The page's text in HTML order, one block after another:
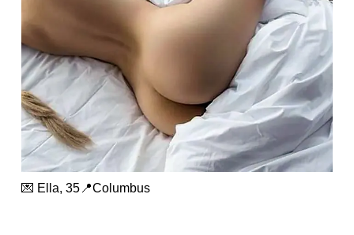
💌 Ella, 35📍Columbus